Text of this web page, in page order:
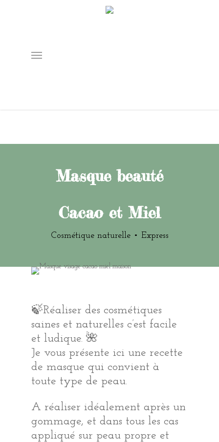
Masque beauté
Cacao et Miel
Cosmétique naturelle • Express
🍃Réaliser des cosmétiques
saines et naturelles c’est facile
et ludique. 🌺
Je vous présente ici une recette
de masque qui convient à
toute type de peau.
A réaliser idéalement après un
gommage, et dans tous les cas
appliqué sur peau propre et